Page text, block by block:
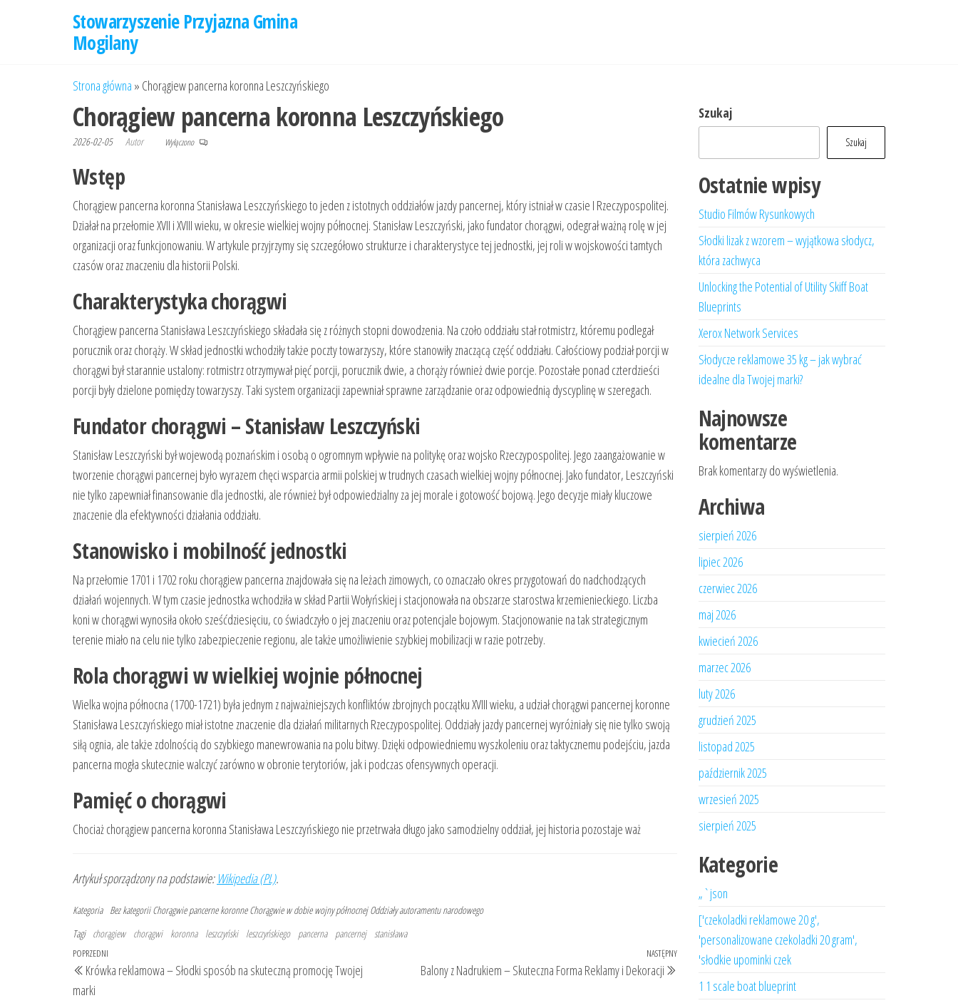
Stowarzyszenie Przyjazna Gmina
Mogilany
Strona główna » Chorągiew pancerna koronna Leszczyńskiego
Chorągiew pancerna koronna Leszczyńskiego
2026-02-05 Autor Wyłączono
Wstęp
Chorągiew pancerna koronna Stanisława Leszczyńskiego to jeden z istotnych oddziałów jazdy pancernej, który istniał w czasie I Rzeczypospolitej.
Działał na przełomie XVII i XVIII wieku, w okresie wielkiej wojny północnej. Stanisław Leszczyński, jako fundator chorągwi, odegrał ważną rolę w jej
organizacji oraz funkcjonowaniu. W artykule przyjrzymy się szczegółowo strukturze i charakterystyce tej jednostki, jej roli w wojskowości tamtych
czasów oraz znaczeniu dla historii Polski.
Charakterystyka chorągwi
Chorągiew pancerna Stanisława Leszczyńskiego składała się z różnych stopni dowodzenia. Na czoło oddziału stał rotmistrz, któremu podlegał
porucznik oraz chorąży. W skład jednostki wchodziły także poczty towarzyszy, które stanowiły znaczącą część oddziału. Całościowy podział porcji w
chorągwi był starannie ustalony: rotmistrz otrzymywał pięć porcji, porucznik dwie, a chorąży również dwie porcje. Pozostałe ponad czterdzieści
porcji były dzielone pomiędzy towarzyszy. Taki system organizacji zapewniał sprawne zarządzanie oraz odpowiednią dyscyplinę w szeregach.
Fundator chorągwi – Stanisław Leszczyński
Stanisław Leszczyński był wojewodą poznańskim i osobą o ogromnym wpływie na politykę oraz wojsko Rzeczypospolitej. Jego zaangażowanie w
tworzenie chorągwi pancernej było wyrazem chęci wsparcia armii polskiej w trudnych czasach wielkiej wojny północnej. Jako fundator, Leszczyński
nie tylko zapewniał finansowanie dla jednostki, ale również był odpowiedzialny za jej morale i gotowość bojową. Jego decyzje miały kluczowe
znaczenie dla efektywności działania oddziału.
Stanowisko i mobilność jednostki
Na przełomie 1701 i 1702 roku chorągiew pancerna znajdowała się na leżach zimowych, co oznaczało okres przygotowań do nadchodzących
działań wojennych. W tym czasie jednostka wchodziła w skład Partii Wołyńskiej i stacjonowała na obszarze starostwa krzemienieckiego. Liczba
koni w chorągwi wynosiła około sześćdziesięciu, co świadczyło o jej znaczeniu oraz potencjale bojowym. Stacjonowanie na tak strategicznym
terenie miało na celu nie tylko zabezpieczenie regionu, ale także umożliwienie szybkiej mobilizacji w razie potrzeby.
Rola chorągwi w wielkiej wojnie północnej
Wielka wojna północna (1700-1721) była jednym z najważniejszych konfliktów zbrojnych początku XVIII wieku, a udział chorągwi pancernej koronne
Stanisława Leszczyńskiego miał istotne znaczenie dla działań militarnych Rzeczypospolitej. Oddziały jazdy pancernej wyróżniały się nie tylko swoją
siłą ognia, ale także zdolnością do szybkiego manewrowania na polu bitwy. Dzięki odpowiedniemu wyszkoleniu oraz taktycznemu podejściu, jazda
pancerna mogła skutecznie walczyć zarówno w obronie terytoriów, jak i podczas ofensywnych operacji.
Pamięć o chorągwi
Chociaż chorągiew pancerna koronna Stanisława Leszczyńskiego nie przetrwała długo jako samodzielny oddział, jej historia pozostaje waż
Artykuł sporządzony na podstawie:Wikipedia (PL).
Kategoria Bez kategorii Chorągwie pancerne koronne Chorągwie w dobie wojny północnej Oddziały autoramentu narodowego
Tagi chorągiew chorągwi koronna leszczyński leszczyńskiego pancerna pancernej stanisława
Nawigacja
wpisu
Poprzedni
wpis
POPRZEDNI
Krówka reklamowa – Słodki sposób na skuteczną promocję Twojej
marki
Następny
NASTĘPNY
Balony z Nadrukiem – Skuteczna Forma Reklamy i Dekoracji
Szukaj
Szukaj
Ostatnie wpisy
Studio Filmów Rysunkowych
Słodki lizak z wzorem – wyjątkowa słodycz,
która zachwyca
Unlocking the Potential of Utility Skiff Boat
Blueprints
Xerox Network Services
Słodycze reklamowe 35 kg – jak wybrać
idealne dla Twojej marki?
Najnowsze
komentarze
Brak komentarzy do wyświetlenia.
Archiwa
sierpień 2026
lipiec 2026
czerwiec 2026
maj 2026
kwiecień 2026
marzec 2026
luty 2026
grudzień 2025
listopad 2025
październik 2025
wrzesień 2025
sierpień 2025
Kategorie
„`json
['czekoladki reklamowe 20 g',
'personalizowane czekoladki 20 gram',
'słodkie upominki czek
1 1 scale boat blueprint